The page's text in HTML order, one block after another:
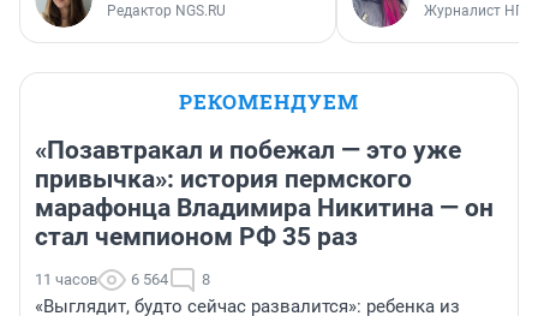
Редактор NGS.RU Журналист НГС
РЕКОМЕНДУЕМ
«Позавтракал и побежал — это уже
привычка»: история пермского
марафонца Владимира Никитина — он
стал чемпионом РФ 35 раз
11 часов 6 564 8
«Выглядит, будто сейчас развалится»: ребенка из